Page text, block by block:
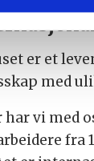
er et
med
har vi med
fra